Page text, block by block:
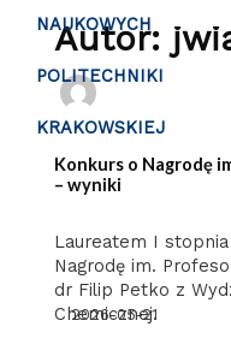
NAUKOWYCH
POLITECHNIKI
KRAKOWSKIEJ
Autor:
Konkurs o Nagrodę
– wyniki
2026-05-21
Laureatem I stopnia
Nagrodę im.
dr Filip Petko z
Chemicznej.